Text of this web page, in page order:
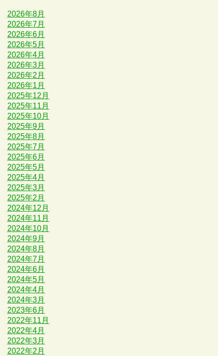
2026年8月
2026年7月
2026年6月
2026年5月
2026年4月
2026年3月
2026年2月
2026年1月
2025年12月
2025年11月
2025年10月
2025年9月
2025年8月
2025年7月
2025年6月
2025年5月
2025年4月
2025年3月
2025年2月
2024年12月
2024年11月
2024年10月
2024年9月
2024年8月
2024年7月
2024年6月
2024年5月
2024年4月
2024年3月
2023年6月
2022年11月
2022年4月
2022年3月
2022年2月